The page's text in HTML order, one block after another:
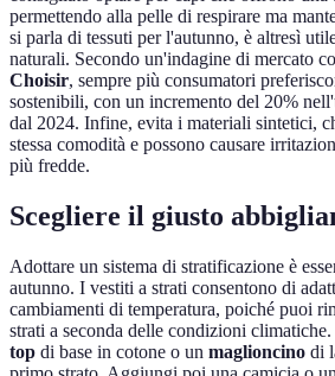
permettendo alla pelle di respirare ma
si parla di tessuti per l'autunno, è altresì
naturali. Secondo un'indagine di mercato
Choisir, sempre più consumatori
sostenibili, con un incremento del 20%
dal 2024. Infine, evita i materiali sintetici,
stessa comodità e possono causare
più fredde.
Scegliere il giusto
Adottare un sistema di stratificazione è
autunno. I vestiti a strati consentono di
cambiamenti di temperatura, poiché puoi
strati a seconda delle condizioni
top di base in cotone o un maglioncino di